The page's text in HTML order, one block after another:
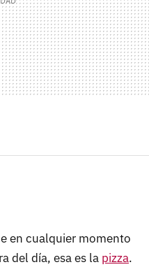
en cualquier momento
del día, esa es la pizza.